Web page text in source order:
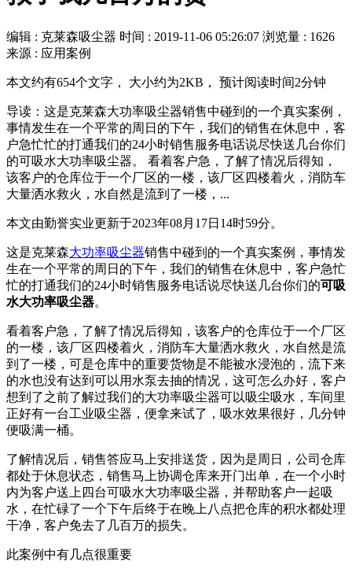
编辑 : 克莱森吸尘器 时间 : 2019-11-06 05:26:07 浏览量 : 1626
来源 : 应用案例
本文约有654个文字， 大小约为2KB， 预计阅读时间2分钟
导读：这是克莱森大功率吸尘器销售中碰到的一个真实案例，
事情发生在一个平常的周日的下午，我们的销售在休息中，客
户急忙忙的打通我们的24小时销售服务电话说尽快送几台你们
的可吸水大功率吸尘器。 看着客户急，了解了情况后得知，
该客户的仓库位于一个厂区的一楼，该厂区四楼着火，消防车
大量洒水救火，水自然是流到了一楼，...
本文由勤誉实业更新于2023年08月17日14时59分。
这是克莱森大功率吸尘器销售中碰到的一个真实案例，事情发
生在一个平常的周日的下午，我们的销售在休息中，客户急忙
忙的打通我们的24小时销售服务电话说尽快送几台你们的可吸
水大功率吸尘器。
看着客户急，了解了情况后得知，该客户的仓库位于一个厂区
的一楼，该厂区四楼着火，消防车大量洒水救火，水自然是流
到了一楼，可是仓库中的重要货物是不能被水浸泡的，流下来
的水也没有达到可以用水泵去抽的情况，这可怎么办好，客户
想到了之前了解过我们的大功率吸尘器可以吸尘吸水，车间里
正好有一台工业吸尘器，便拿来试了，吸水效果很好，几分钟
便吸满一桶。
了解情况后，销售答应马上安排送货，因为是周日，公司仓库
都处于休息状态，销售马上协调仓库来开门出单，在一个小时
内为客户送上四台可吸水大功率吸尘器，并帮助客户一起吸
水，在忙碌了一个下午后终于在晚上八点把仓库的积水都处理
干净，客户免去了几百万的损失。
此案例中有几点很重要